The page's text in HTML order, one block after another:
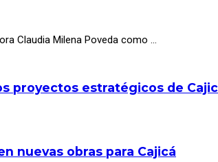
Claudia Milena Poveda como …
proyectos estratégicos de
nuevas obras para Cajicá